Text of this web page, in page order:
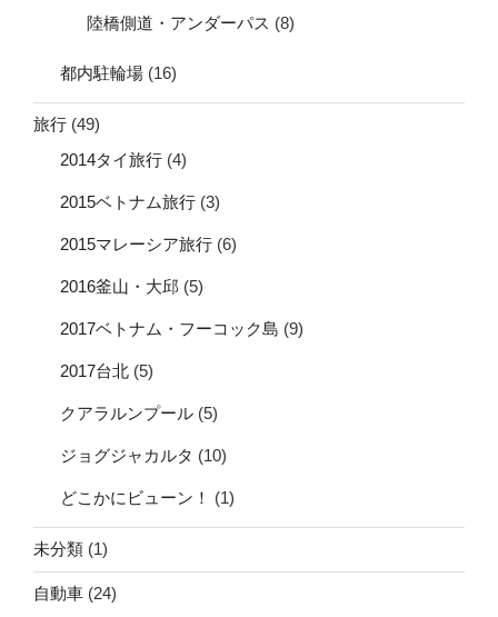
陸橋側道・アンダーパス (8)
都内駐輪場 (16)
旅行 (49)
2014タイ旅行 (4)
2015ベトナム旅行 (3)
2015マレーシア旅行 (6)
2016釜山・大邱 (5)
2017ベトナム・フーコック島 (9)
2017台北 (5)
クアラルンプール (5)
ジョグジャカルタ (10)
どこかにビューン！ (1)
未分類 (1)
自動車 (24)